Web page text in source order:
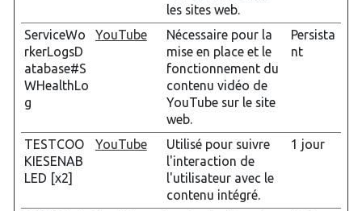
les sites web.
ServiceWo
rkerLogsD
atabase#S
WHealthLo
g
YouTube
Nécessaire pour la
mise en place et le
fonctionnement du
contenu vidéo de
YouTube sur le site
web.
Persista
nt
TESTCOO
KIESENAB
LED [x2]
YouTube
Utilisé pour suivre
l'interaction de
l'utilisateur avec le
contenu intégré.
1 jour